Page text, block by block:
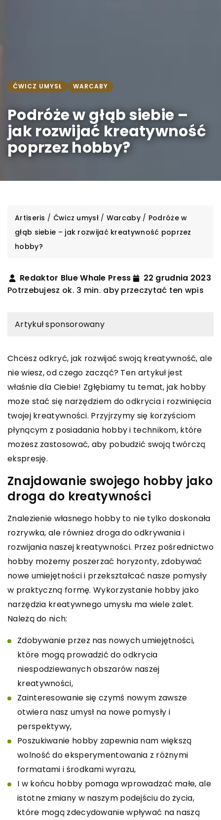
ĆWICZ UMYSŁ WARCABY
Podróże w głąb siebie –
jak rozwijać kreatywność
poprzez hobby?
Artiseris / Ćwicz umysł/ Warcaby/ Podróże w
głąb siebie – jak rozwijać kreatywność poprzez
hobby?
Redaktor Blue Whale Press
22 grudnia 2023
Potrzebujesz ok. 3 min. aby przeczytać ten wpis
Artykuł sponsorowany
Chcesz odkryć, jak rozwijać swoją kreatywność, ale
nie wiesz, od czego zacząć? Ten artykuł jest
właśnie dla Ciebie! Zgłębiamy tu temat, jak hobby
może stać się narzędziem do odkrycia i rozwinięcia
twojej kreatywności. Przyjrzymy się korzyściom
płynącym z posiadania hobby i technikom, które
możesz zastosować, aby pobudzić swoją twórczą
ekspresję.
Znajdowanie swojego hobby jako
droga do kreatywności
Znalezienie własnego hobby to nie tylko doskonała
rozrywka, ale również droga do odkrywania i
rozwijania naszej kreatywności. Przez pośrednictwo
hobby możemy poszerzać horyzonty, zdobywać
nowe umiejętności i przekształcać nasze pomysły
w praktyczną formę. Wykorzystanie hobby jako
narzędzia kreatywnego umysłu ma wiele zalet.
Należą do nich:
Zdobywanie przez nas nowych umiejętności,
które mogą prowadzić do odkrycia
niespodziewanych obszarów naszej
kreatywności,
Zainteresowanie się czymś nowym zawsze
otwiera nasz umysł na nowe pomysły i
perspektywy,
Poszukiwanie hobby zapewnia nam większą
wolność do eksperymentowania z różnymi
formatami i środkami wyrazu,
I w końcu hobby pomaga wprowadzać małe, ale
istotne zmiany w naszym podejściu do życia,
które mogą zdecydowanie wpływać na naszą